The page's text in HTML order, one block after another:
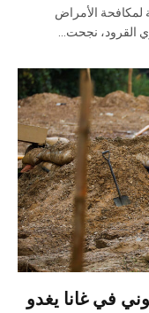
لمكافحة الأمراض
القرود، نجحت…
في غانا يغدو